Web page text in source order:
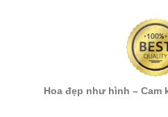
Hoa đẹp như hình – Cam